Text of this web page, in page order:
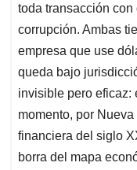
toda transacción
corrupción. Ambas
empresa que use
queda bajo
invisible pero eficaz:
momento, por
financiera del siglo
borra del mapa